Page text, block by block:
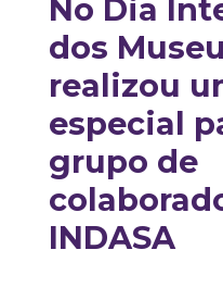
No Dia
dos
realizou
especial
grupo de
INDASA